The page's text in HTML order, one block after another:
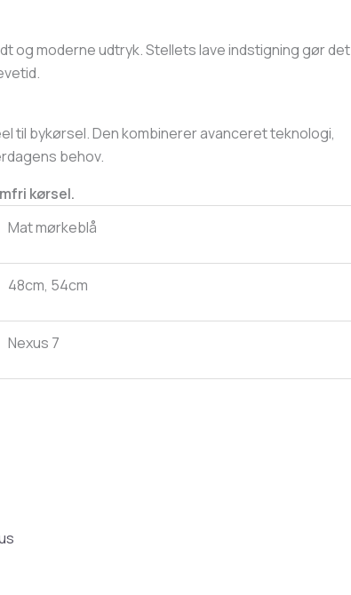
og moderne udtryk. Stellets lave indstigning gør det
til bykørsel. Den kombinerer avanceret teknologi,
behov.
kørsel.
Mat mørkeblå
48cm, 54cm
Nexus 7